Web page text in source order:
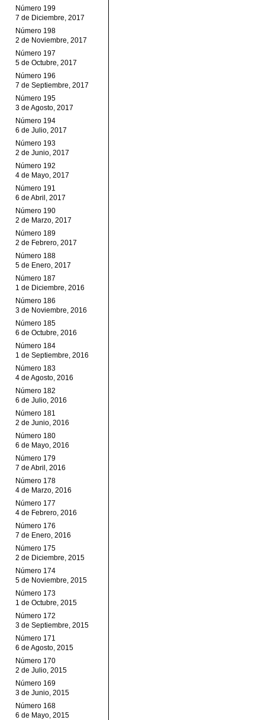
Número 199
7 de Diciembre, 2017
Número 198
2 de Noviembre, 2017
Número 197
5 de Octubre, 2017
Número 196
7 de Septiembre, 2017
Número 195
3 de Agosto, 2017
Número 194
6 de Julio, 2017
Número 193
2 de Junio, 2017
Número 192
4 de Mayo, 2017
Número 191
6 de Abril, 2017
Número 190
2 de Marzo, 2017
Número 189
2 de Febrero, 2017
Número 188
5 de Enero, 2017
Número 187
1 de Diciembre, 2016
Número 186
3 de Noviembre, 2016
Número 185
6 de Octubre, 2016
Número 184
1 de Septiembre, 2016
Número 183
4 de Agosto, 2016
Número 182
6 de Julio, 2016
Número 181
2 de Junio, 2016
Número 180
6 de Mayo, 2016
Número 179
7 de Abril, 2016
Número 178
4 de Marzo, 2016
Número 177
4 de Febrero, 2016
Número 176
7 de Enero, 2016
Número 175
2 de Diciembre, 2015
Número 174
5 de Noviembre, 2015
Número 173
1 de Octubre, 2015
Número 172
3 de Septiembre, 2015
Número 171
6 de Agosto, 2015
Número 170
2 de Julio, 2015
Número 169
3 de Junio, 2015
Número 168
6 de Mayo, 2015